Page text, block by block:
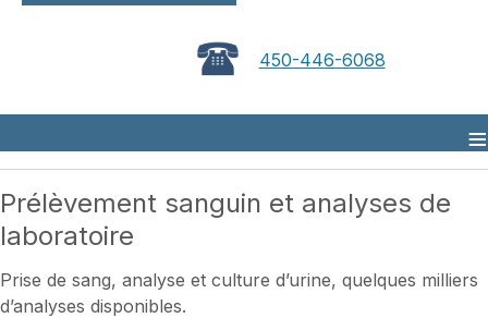
450-446-6068
≡
Prélèvement sanguin et analyses de
laboratoire
Prise de sang, analyse et culture d’urine, quelques milliers
d’analyses disponibles.